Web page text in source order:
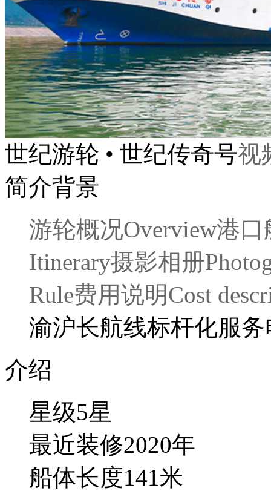
世纪游轮 • 世纪传奇号视
简介背景
游轮概况Overview港口
Itinerary摄影相册
Rule费用说明Cost
渝沪长航线标杆化服务
介绍
星级5星
最近装修2020年
船体长度141米